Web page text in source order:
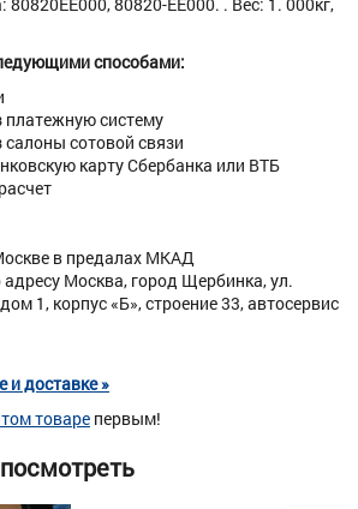
способами:
платежную систему
салоны сотовой связи
карту Сбербанка или ВТБ
в предалах МКАД
Москва, город Щербинка, ул.
1, корпус «Б», строение 33, автосервис
и доставке »
товаре первым!